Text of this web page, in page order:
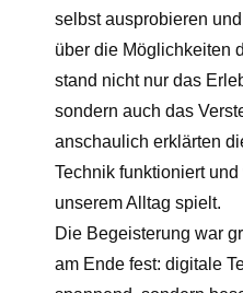
selbst ausprobieren
über die Möglichkeiten
stand nicht nur das
sondern auch das
anschaulich erklärten
Technik funktioniert
unserem Alltag spielt.
Die Begeisterung war
am Ende fest: digitale